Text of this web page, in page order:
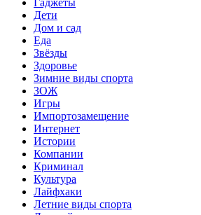
Дети
Дом и сад
Еда
Звёзды
Здоровье
Зимние виды спорта
ЗОЖ
Игры
Импортозамещение
Интернет
Истории
Компании
Криминал
Культура
Лайфхаки
Летние виды спорта